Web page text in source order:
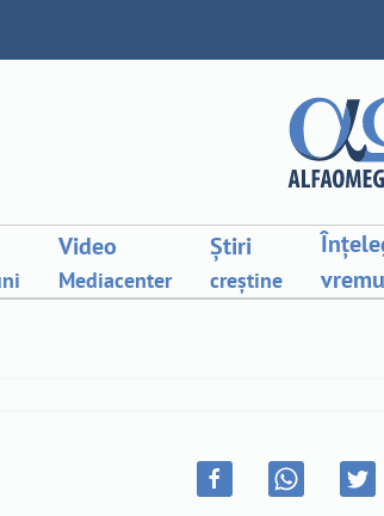
Video
Mediacenter
Știri
creștine